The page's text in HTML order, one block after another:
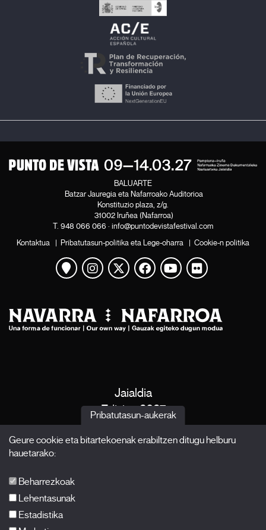
BALUARTE
Batzar Jauregia eta Nafarroako Auditorioa
Konstituzio plaza, z/g.
31002 Iruñea (Nafarroa)
T. 948 066 066 · info@puntodevistafestival.com
Kontaktua | Pribatutasun-politika eta Lege-oharra | Cookie-n politika
Mapa ikusi
Instagram
Twitter
Facebook
Youtube
Flickr
Jaialdia
Edizioa 2027
Akreditazioak
Pribatutasun-aukerak
Geure cookie eta bitartekoenak erabiltzen ditugu helburu
hauetarako:
Beharrezkoak
Lehentasunak
Estadistika